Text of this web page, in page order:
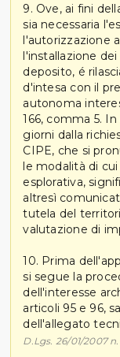
9. Ove, ai fini
sia necessaria
l'autorizzazione
l'installazione
deposito, é
d'intesa con il
autonoma
166, comma 5.
giorni dalla
CIPE, che si
le modalità di
esplorativa,
altresì
tutela del
valutazione di
10. Prima
si segue la
dell'interesse
articoli 95 e 96,
dell'allegato
D.Lgs. 26/01/2007